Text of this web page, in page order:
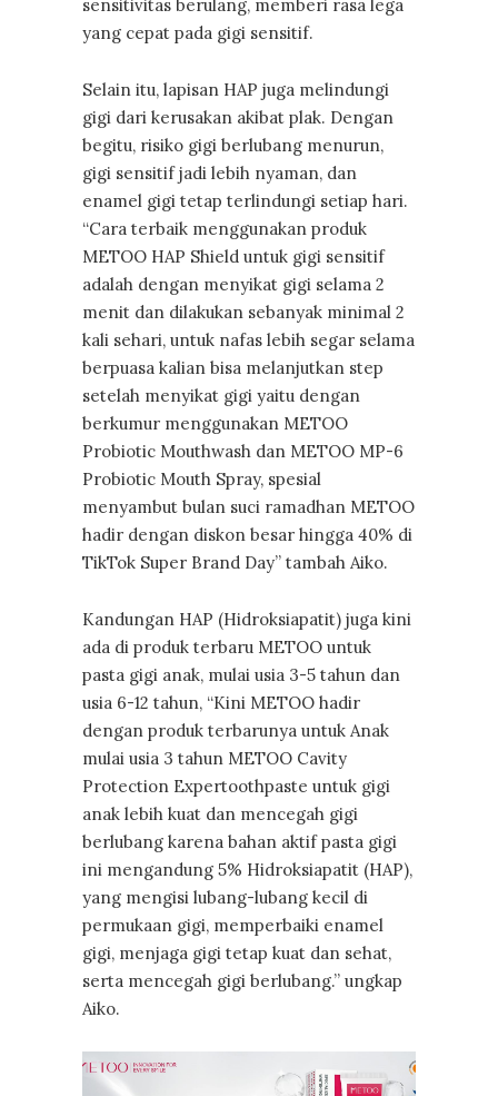
sensitivitas berulang, memberi rasa lega
yang cepat pada gigi sensitif.
Selain itu, lapisan HAP juga melindungi
gigi dari kerusakan akibat plak. Dengan
begitu, risiko gigi berlubang menurun,
gigi sensitif jadi lebih nyaman, dan
enamel gigi tetap terlindungi setiap hari.
“Cara terbaik menggunakan produk
METOO HAP Shield untuk gigi sensitif
adalah dengan menyikat gigi selama 2
menit dan dilakukan sebanyak minimal 2
kali sehari, untuk nafas lebih segar selama
berpuasa kalian bisa melanjutkan step
setelah menyikat gigi yaitu dengan
berkumur menggunakan METOO
Probiotic Mouthwash dan METOO MP-6
Probiotic Mouth Spray, spesial
menyambut bulan suci ramadhan METOO
hadir dengan diskon besar hingga 40% di
TikTok Super Brand Day” tambah Aiko.
Kandungan HAP (Hidroksiapatit) juga kini
ada di produk terbaru METOO untuk
pasta gigi anak, mulai usia 3-5 tahun dan
usia 6-12 tahun, “Kini METOO hadir
dengan produk terbarunya untuk Anak
mulai usia 3 tahun METOO Cavity
Protection Expertoothpaste untuk gigi
anak lebih kuat dan mencegah gigi
berlubang karena bahan aktif pasta gigi
ini mengandung 5% Hidroksiapatit (HAP),
yang mengisi lubang-lubang kecil di
permukaan gigi, memperbaiki enamel
gigi, menjaga gigi tetap kuat dan sehat,
serta mencegah gigi berlubang.” ungkap
Aiko.